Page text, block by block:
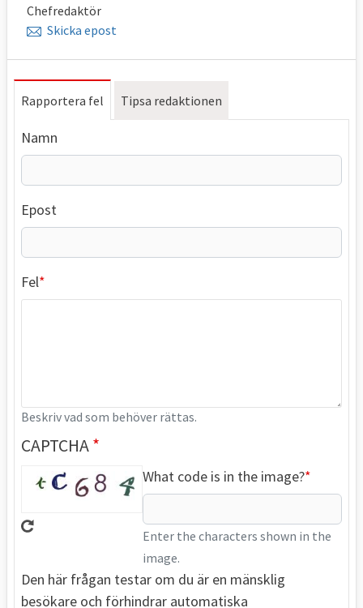
Chefredaktör
Skicka epost
Rapportera fel Tipsa redaktionen
Namn
Epost
Fel
Beskriv vad som behöver rättas.
CAPTCHA
What code is in the image?
Enter the characters shown in the
image.
Den här frågan testar om du är en mänsklig
besökare och förhindrar automatiska